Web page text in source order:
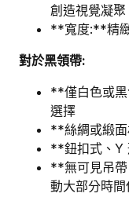
創造視覺凝聚
**寬度:**精
對於黑領帶:
**僅白色或
選擇
**絲綢或緞
**鈕扣式、Y
**無可見吊
動大部分時